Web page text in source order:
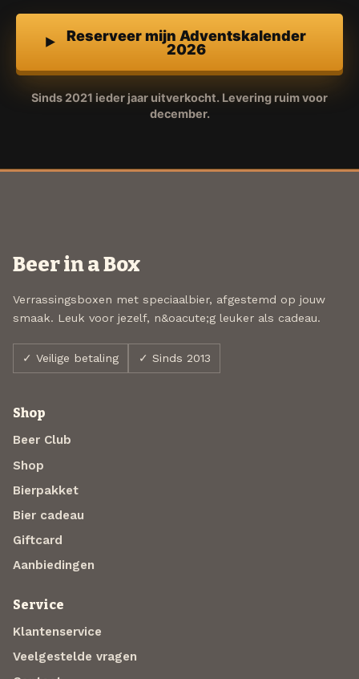
Reserveer mijn Adventskalender
2026
Sinds 2021 ieder jaar uitverkocht. Levering ruim voor
december.
Beer in a Box
Verrassingsboxen met speciaalbier, afgestemd op jouw
smaak. Leuk voor jezelf, n&oacute;g leuker als cadeau.
✓ Veilige betaling ✓ Sinds 2013
Shop
Beer Club
Shop
Bierpakket
Bier cadeau
Giftcard
Aanbiedingen
Service
Klantenservice
Veelgestelde vragen